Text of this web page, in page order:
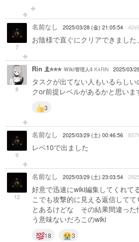
7
名前なし 2025/03/28 (金) 21:05:54
お陰様で直ぐにクリアできまし
8
Rin Wiki管理人4 K4RiN 2025/03/
タスクが出てない人もいるらし
クor前提レベルがあるかと思いま
3
9
名前なし 2025/03/29 (土) 00:46:56
レベ10で出ました
12
名前なし 2025/03/29 (土) 23:03:54
好意で迅速にwiki編集してくれて
こでも攻撃的に見える返信して
とあるけどな その結果間違った
う意味ないだろこのwiki
18 3